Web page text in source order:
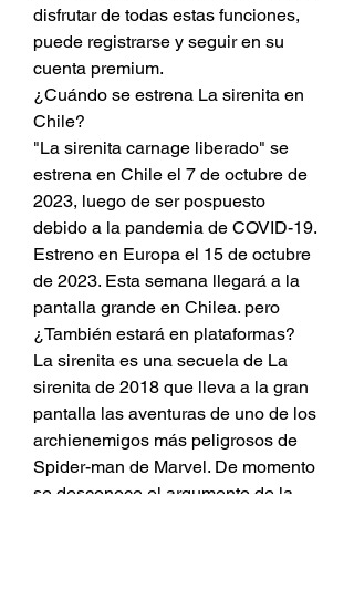
disfrutar de todas estas funciones,
puede registrarse y seguir en su
cuenta premium.
¿Cuándo se estrena La sirenita en
Chile?
"La sirenita carnage liberado" se
estrena en Chile el 7 de octubre de
2023, luego de ser pospuesto
debido a la pandemia de COVID-19.
Estreno en Europa el 15 de octubre
de 2023. Esta semana llegará a la
pantalla grande en Chilea. pero
¿También estará en plataformas?
La sirenita es una secuela de La
sirenita de 2018 que lleva a la gran
pantalla las aventuras de uno de los
archienemigos más peligrosos de
Spider-man de Marvel. De momento
se desconoce el argumento de la